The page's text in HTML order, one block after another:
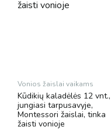
Vonios žaislai vaikams
Kūdikių kaladėlės 12 vnt.,
jungiasi tarpusavyje,
Montessori žaislai, tinka
žaisti vonioje